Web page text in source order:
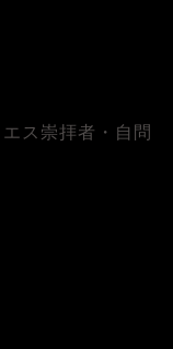
ス崇拝者・自問